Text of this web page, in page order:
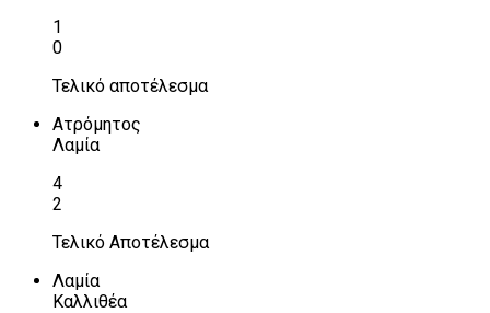
1
0
Τελικό αποτέλεσμα
Ατρόμητος
Λαμία
4
2
Τελικό Αποτέλεσμα
Λαμία
Καλλιθέα